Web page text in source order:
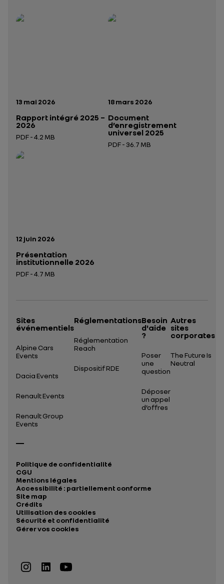
Date de publication:
13 mai 2026
Rapport intégré 2025 –
2026
PDF - 4.2 MB
Ouverture dans un nouvel onglet
Rapport intégré 2025 – 2026— données structurées (JSON)
Date de publication:
18 mars 2026
Document
d’enregistrement
universel 2025
PDF - 36.7 MB
Date de publication:
12 juin 2026
Présentation
institutionnelle 2026
PDF - 4.7 MB
Présentation institutionnelle 2026
Sites
événementiels
Alpine Cars
Events
Dacia Events
Renault Events
Renault Group
Events
Réglementations
Réglementation
Reach
Dispositif RDE
Besoin
d'aide
?
Poser
une
question
Déposer
un appel
d’offres
Autres
sites
corporates
The Future Is
Neutral
Politique de confidentialité
CGU
Mentions légales
Accessibilité : partiellement conforme
Site map
Crédits
Utilisation des cookies
Sécurité et confidentialité
Gérer vos cookies